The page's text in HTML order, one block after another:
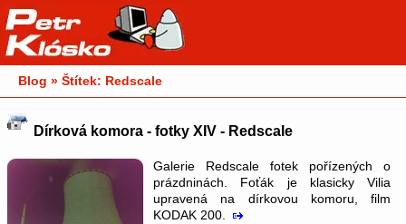
Blog » Štítek: Redscale
Dírková komora - fotky XIV - Redscale
Galerie Redscale fotek pořízených o
prázdninách. Foťák je klasicky Vilia
upravená na dírkovou komoru, film
KODAK 200.